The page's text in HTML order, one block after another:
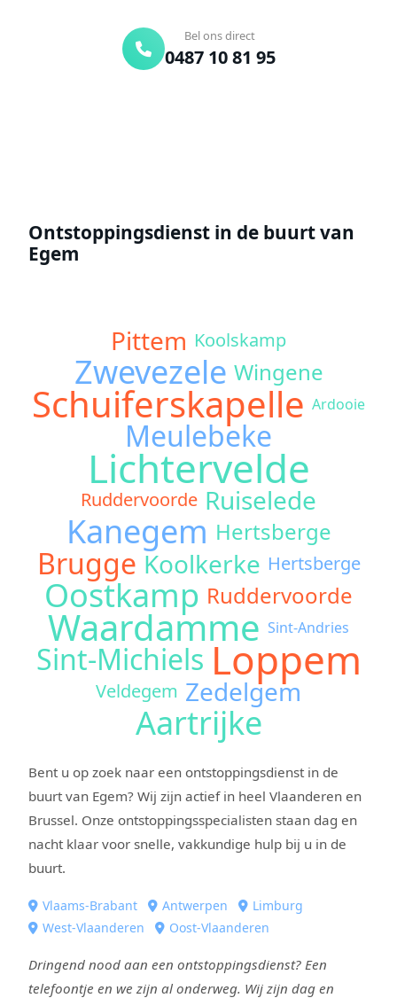
Bel ons direct
0487 10 81 95
Ontstoppingsdienst in de buurt van
Egem
Pittem Koolskamp
Zwevezele Wingene
Schuiferskapelle Ardooie
Meulebeke
Lichtervelde
Ruddervoorde Ruiselede
Kanegem Hertsberge
Brugge Koolkerke Hertsberge
Oostkamp Ruddervoorde
Waardamme Sint-Andries
Sint-MichielsLoppem
Veldegem Zedelgem
Aartrijke
Bent u op zoek naar een ontstoppingsdienst in de
buurt van Egem? Wij zijn actief in heel Vlaanderen en
Brussel. Onze ontstoppingsspecialisten staan dag en
nacht klaar voor snelle, vakkundige hulp bij u in de
buurt.
Vlaams-Brabant Antwerpen
Limburg
West-Vlaanderen
Oost-Vlaanderen
Dringend nood aan een ontstoppingsdienst? Een
telefoontje en we zijn al onderweg. Wij zijn dag en